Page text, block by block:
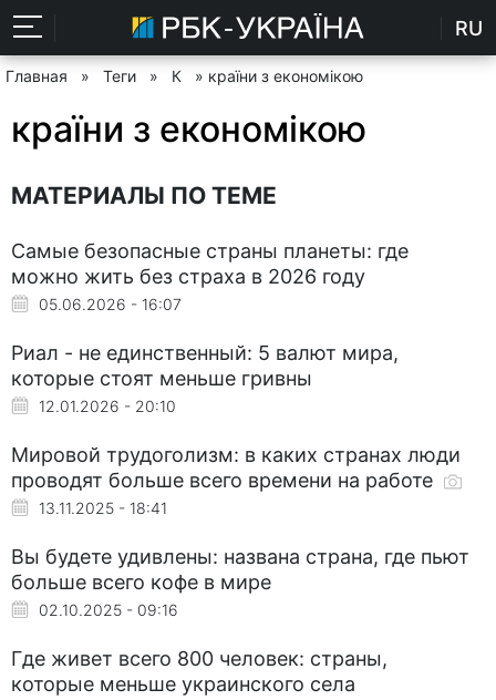
RU
Главная » Теги » К » країни з економікою
країни з економікою
МАТЕРИАЛЫ ПО ТЕМЕ
Самые безопасные страны планеты: где
можно жить без страха в 2026 году
05.06.2026 - 16:07
Риал - не единственный: 5 валют мира,
которые стоят меньше гривны
12.01.2026 - 20:10
Мировой трудоголизм: в каких странах люди
проводят больше всего времени на работе
13.11.2025 - 18:41
Вы будете удивлены: названа страна, где пьют
больше всего кофе в мире
02.10.2025 - 09:16
Где живет всего 800 человек: страны,
которые меньше украинского села